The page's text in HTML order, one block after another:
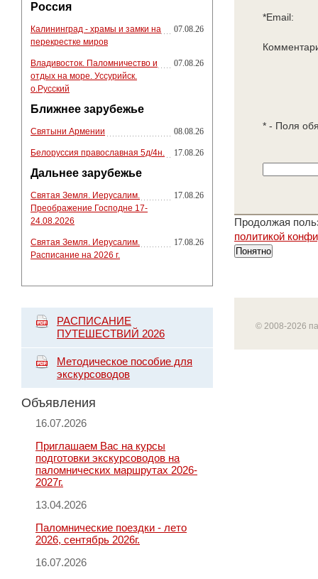
Россия
Калининград - храмы и замки на
перекрестке миров
07.08.26
Владивосток. Паломничество и
отдых на море. Уссурийск.
о.Русский
07.08.26
Ближнее зарубежье
Святыни Армении 08.08.26
Белоруссия православная 5д/4н. 17.08.26
Дальнее зарубежье
Святая Земля. Иерусалим.
Преображение Господне 17-
24.08.2026
17.08.26
Святая Земля. Иерусалим.
Расписание на 2026 г.
17.08.26
РАСПИСАНИЕ
ПУТЕШЕСТВИЙ 2026
Методическое пособие для
экскурсоводов
Объявления
16.07.2026
Приглашаем Вас на курсы
подготовки экскурсоводов на
паломнических маршрутах 2026-
2027г.
13.04.2026
Паломнические поездки - лето
2026, сентябрь 2026г.
16.07.2026
*Email:
* - Поля
Продолжая
политикой
Понятно
© 2008-2026